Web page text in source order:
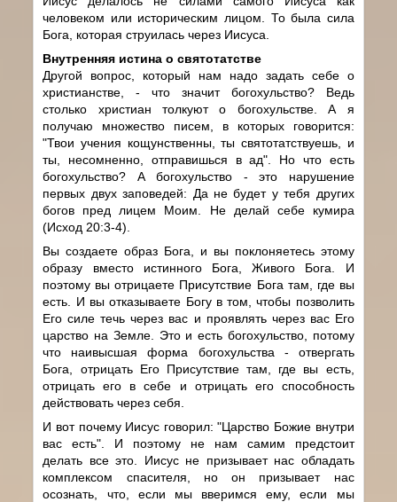
человеком или историческим лицом. То была сила
Бога, которая струилась через Иисуса.
Внутренняя истина о святотатстве
Другой вопрос, который нам надо задать себе о
христианстве, - что значит богохульство? Ведь
столько христиан толкуют о богохульстве. А я
получаю множество писем, в которых говорится:
"Твои учения кощунственны, ты святотатствуешь, и
ты, несомненно, отправишься в ад". Но что есть
богохульство? А богохульство - это нарушение
первых двух заповедей: Да не будет у тебя других
богов пред лицем Моим. Не делай себе кумира
(Исход 20:3-4).
Вы создаете образ Бога, и вы поклоняетесь этому
образу вместо истинного Бога, Живого Бога. И
поэтому вы отрицаете Присутствие Бога там, где вы
есть. И вы отказываете Богу в том, чтобы позволить
Его силе течь через вас и проявлять через вас Его
царство на Земле. Это и есть богохульство, потому
что наивысшая форма богохульства - отвергать
Бога, отрицать Его Присутствие там, где вы есть,
отрицать его в себе и отрицать его способность
действовать через себя.
И вот почему Иисус говорил: "Царство Божие внутри
вас есть". И поэтому не нам самим предстоит
делать все это. Иисус не призывает нас обладать
комплексом спасителя, но он призывает нас
осознать, что, если мы вверимся ему, если мы